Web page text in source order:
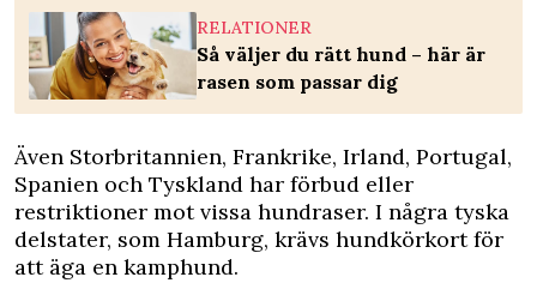
RELATIONER
Så väljer du rätt hund – här är
rasen som passar dig
Även Storbritannien, Frankrike, Irland, Portugal,
Spanien och Tyskland har förbud eller
restriktioner mot vissa hundraser. I några tyska
delstater, som Hamburg, krävs hundkörkort för
att äga en kamphund.